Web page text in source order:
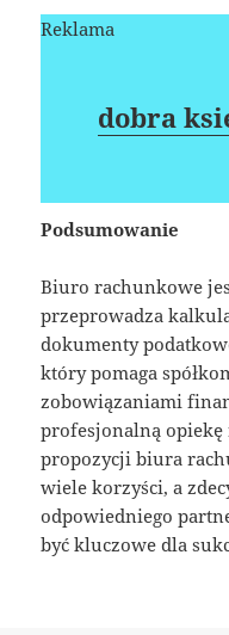
Reklama
dobra
Podsumowanie
Biuro rachunkowe
przeprowadza
dokumenty
który pomaga
zobowiązaniami
profesjonalną
propozycji biura
wiele korzyści, a
odpowiedniego
być kluczowe dla